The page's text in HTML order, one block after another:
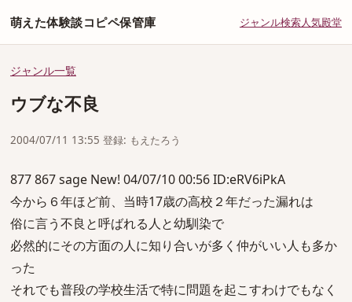
萌えた体験談コピペ保管庫 ジャンル検索人気殿堂
ジャンル一覧
ウブな不良
2004/07/11 13:55 登録: もえたろう
877 867 sage New! 04/07/10 00:56 ID:eRV6iPkA
今から６年ほど前、当時17歳の高校２年だった漏れは
俗に言う不良と呼ばれる人と幼馴染で
必然的にその方面の人に知り合いが多く仲がいい人も多か
った
それでも普段の学校生活で特に問題を起こすわけでもなく